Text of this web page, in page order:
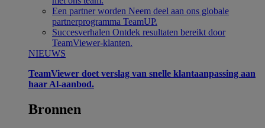
Een partner worden Neem deel aan ons globale
partnerprogramma TeamUP.
Succesverhalen Ontdek resultaten bereikt door
TeamViewer-klanten.
NIEUWS
TeamViewer doet verslag van snelle klantaanpassing aan
haar Al-aanbod.
Bronnen